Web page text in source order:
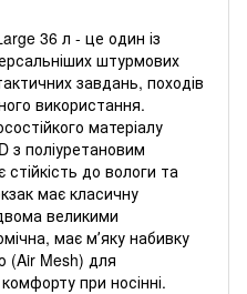
36 л - це один із
штурмових
завдань, походів
використання.
матеріалу
з поліуретановим
до вологи та
має класичну
великими
має мʼяку набивку
(Air Mesh) для
при носінні.